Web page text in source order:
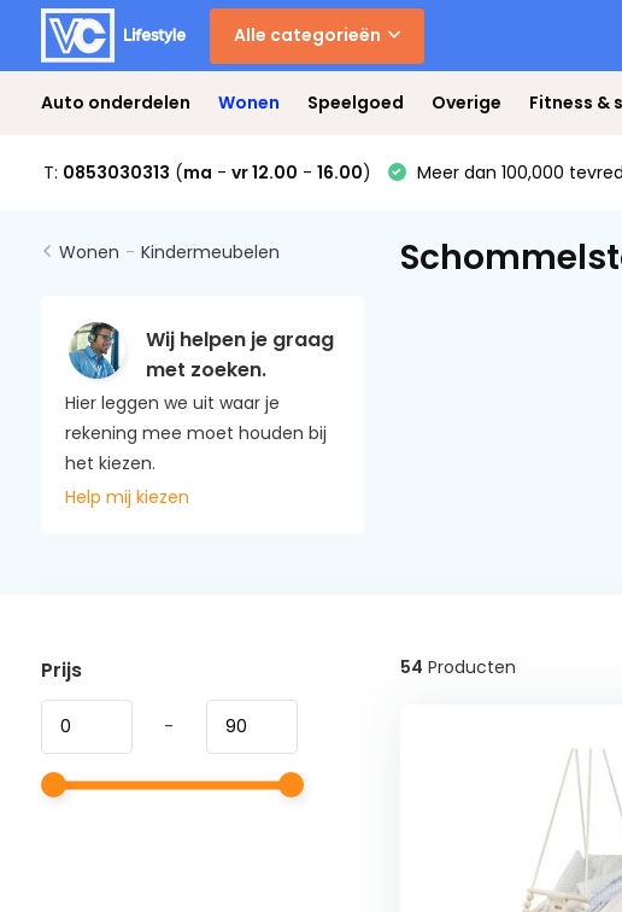
Alle categorieën
Auto onderdelen Wonen Speelgoed Overige Fitness &
T: 0853030313 (ma - vr 12.00 - 16.00) Meer dan 100,000
Wonen - Kindermeubelen
Wij helpen je graag
met zoeken.
Hier leggen we uit waar je
rekening mee moet houden bij
het kiezen.
Help mij kiezen
Prijs
-
54 Producten